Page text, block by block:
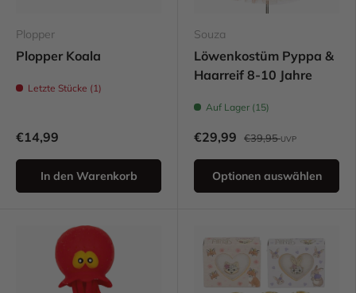
Plopper
Plopper Koala
Letzte Stücke (1)
€14,99
In den Warenkorb
Souza
Löwenkostüm Pyppa &
Haarreif 8-10 Jahre
Auf Lager (15)
€29,99 €39,95UVP
Optionen auswählen